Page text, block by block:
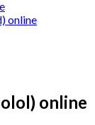
online